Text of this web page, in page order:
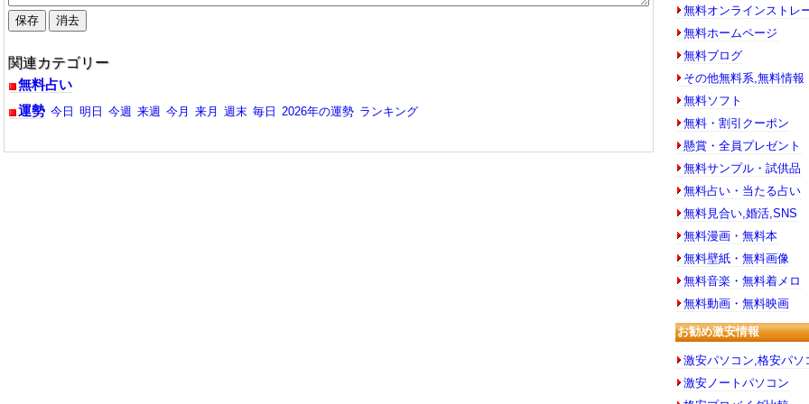
関連カテゴリー
無料占い
運勢 今日 明日 今週 来週 今月 来月 週末 毎日 2026年の運勢 ランキング
無料オンラインストレ
無料ホームページ
無料ブログ
その他無料系,無料情報
無料ソフト
無料・割引クーポン
懸賞・全員プレゼント
無料サンプル・試供品
無料占い・当たる占い
無料見合い,婚活,SNS
無料漫画・無料本
無料壁紙・無料画像
無料音楽・無料着メロ
無料動画・無料映画
お勧め激安情報
激安パソコン,格安パソ
激安ノートパソコン